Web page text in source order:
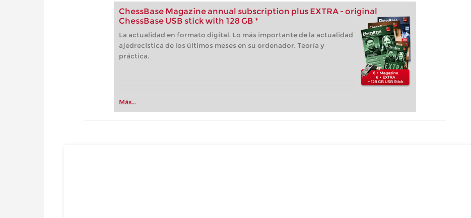
ChessBase Magazine annual subscription plus EXTRA - original
ChessBase USB stick with 128 GB *
La actualidad en formato digital. Lo más importante de la actualidad
ajedrecistica de los últimos meses en su ordenador. Teoría y
práctica.
Más...